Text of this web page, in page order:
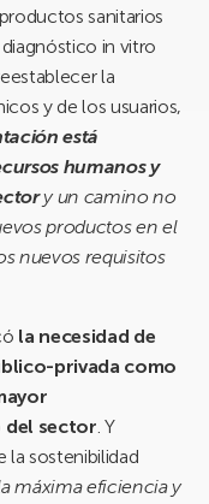
sanitarios
in vitro
la
y de los usuarios,
está
humanos y
y un camino no
productos en el
nuevos requisitos
la necesidad de
privada como
del sector. Y
sostenibilidad
máxima eficiencia y